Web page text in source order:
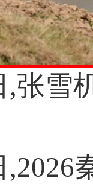
雪机
秦